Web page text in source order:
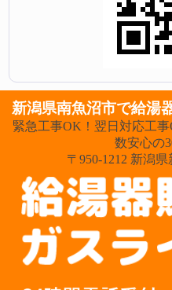
新潟県南魚沼市で給湯
緊急工事OK！翌日対応工
数安心の
〒950-1212 新潟